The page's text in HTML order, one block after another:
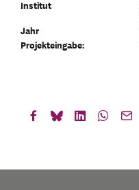
Institut
Jahr
Projekteingabe: